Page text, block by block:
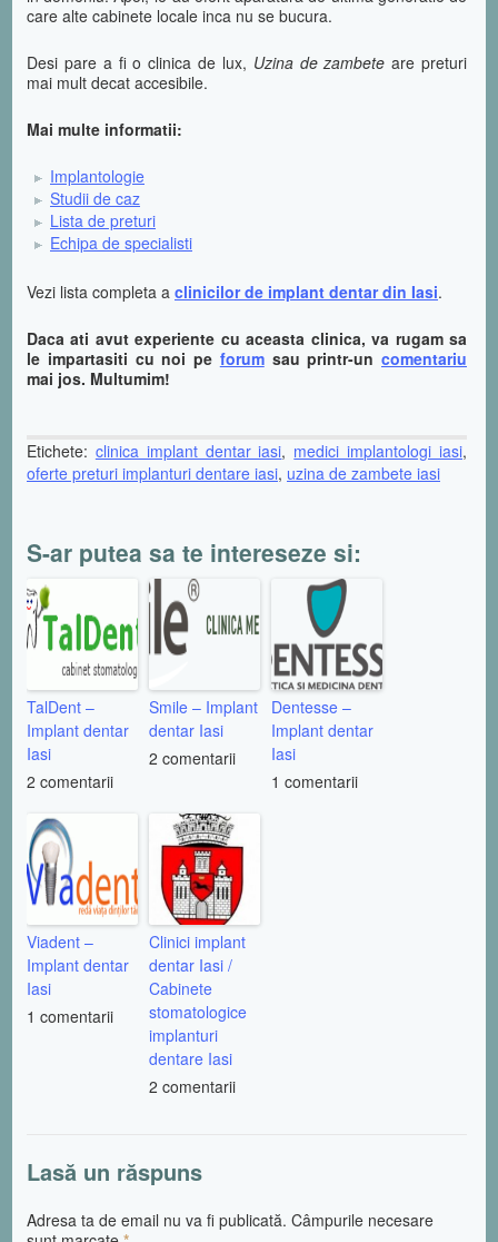
care alte cabinete locale inca nu se bucura.
Desi pare a fi o clinica de lux, Uzina de zambete are preturi
mai mult decat accesibile.
Mai multe informatii:
Implantologie
Studii de caz
Lista de preturi
Echipa de specialisti
Vezi lista completa a clinicilor de implant dentar din Iasi.
Daca ati avut experiente cu aceasta clinica, va rugam sa
le impartasiti cu noi pe forumsau printr-un comentariu
mai jos. Multumim!
Etichete: clinica implant dentar iasi, medici implantologi iasi,
oferte preturi implanturi dentare iasi, uzina de zambete iasi
S-ar putea sa te intereseze si:
TalDent –
Implant dentar
Iasi
2 comentarii
Smile – Implant
dentar Iasi
2 comentarii
Dentesse –
Implant dentar
Iasi
1 comentarii
Viadent –
Implant dentar
Iasi
1 comentarii
Clinici implant
dentar Iasi /
Cabinete
stomatologice
implanturi
dentare Iasi
2 comentarii
Lasă un răspuns
Adresa ta de email nu va fi publicată. Câmpurile necesare